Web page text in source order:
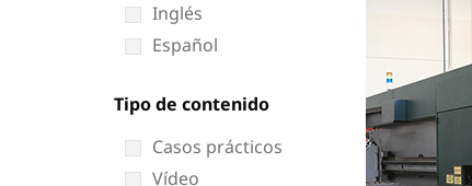
Inglés
Español
Tipo de contenido
Casos prácticos
Vídeo